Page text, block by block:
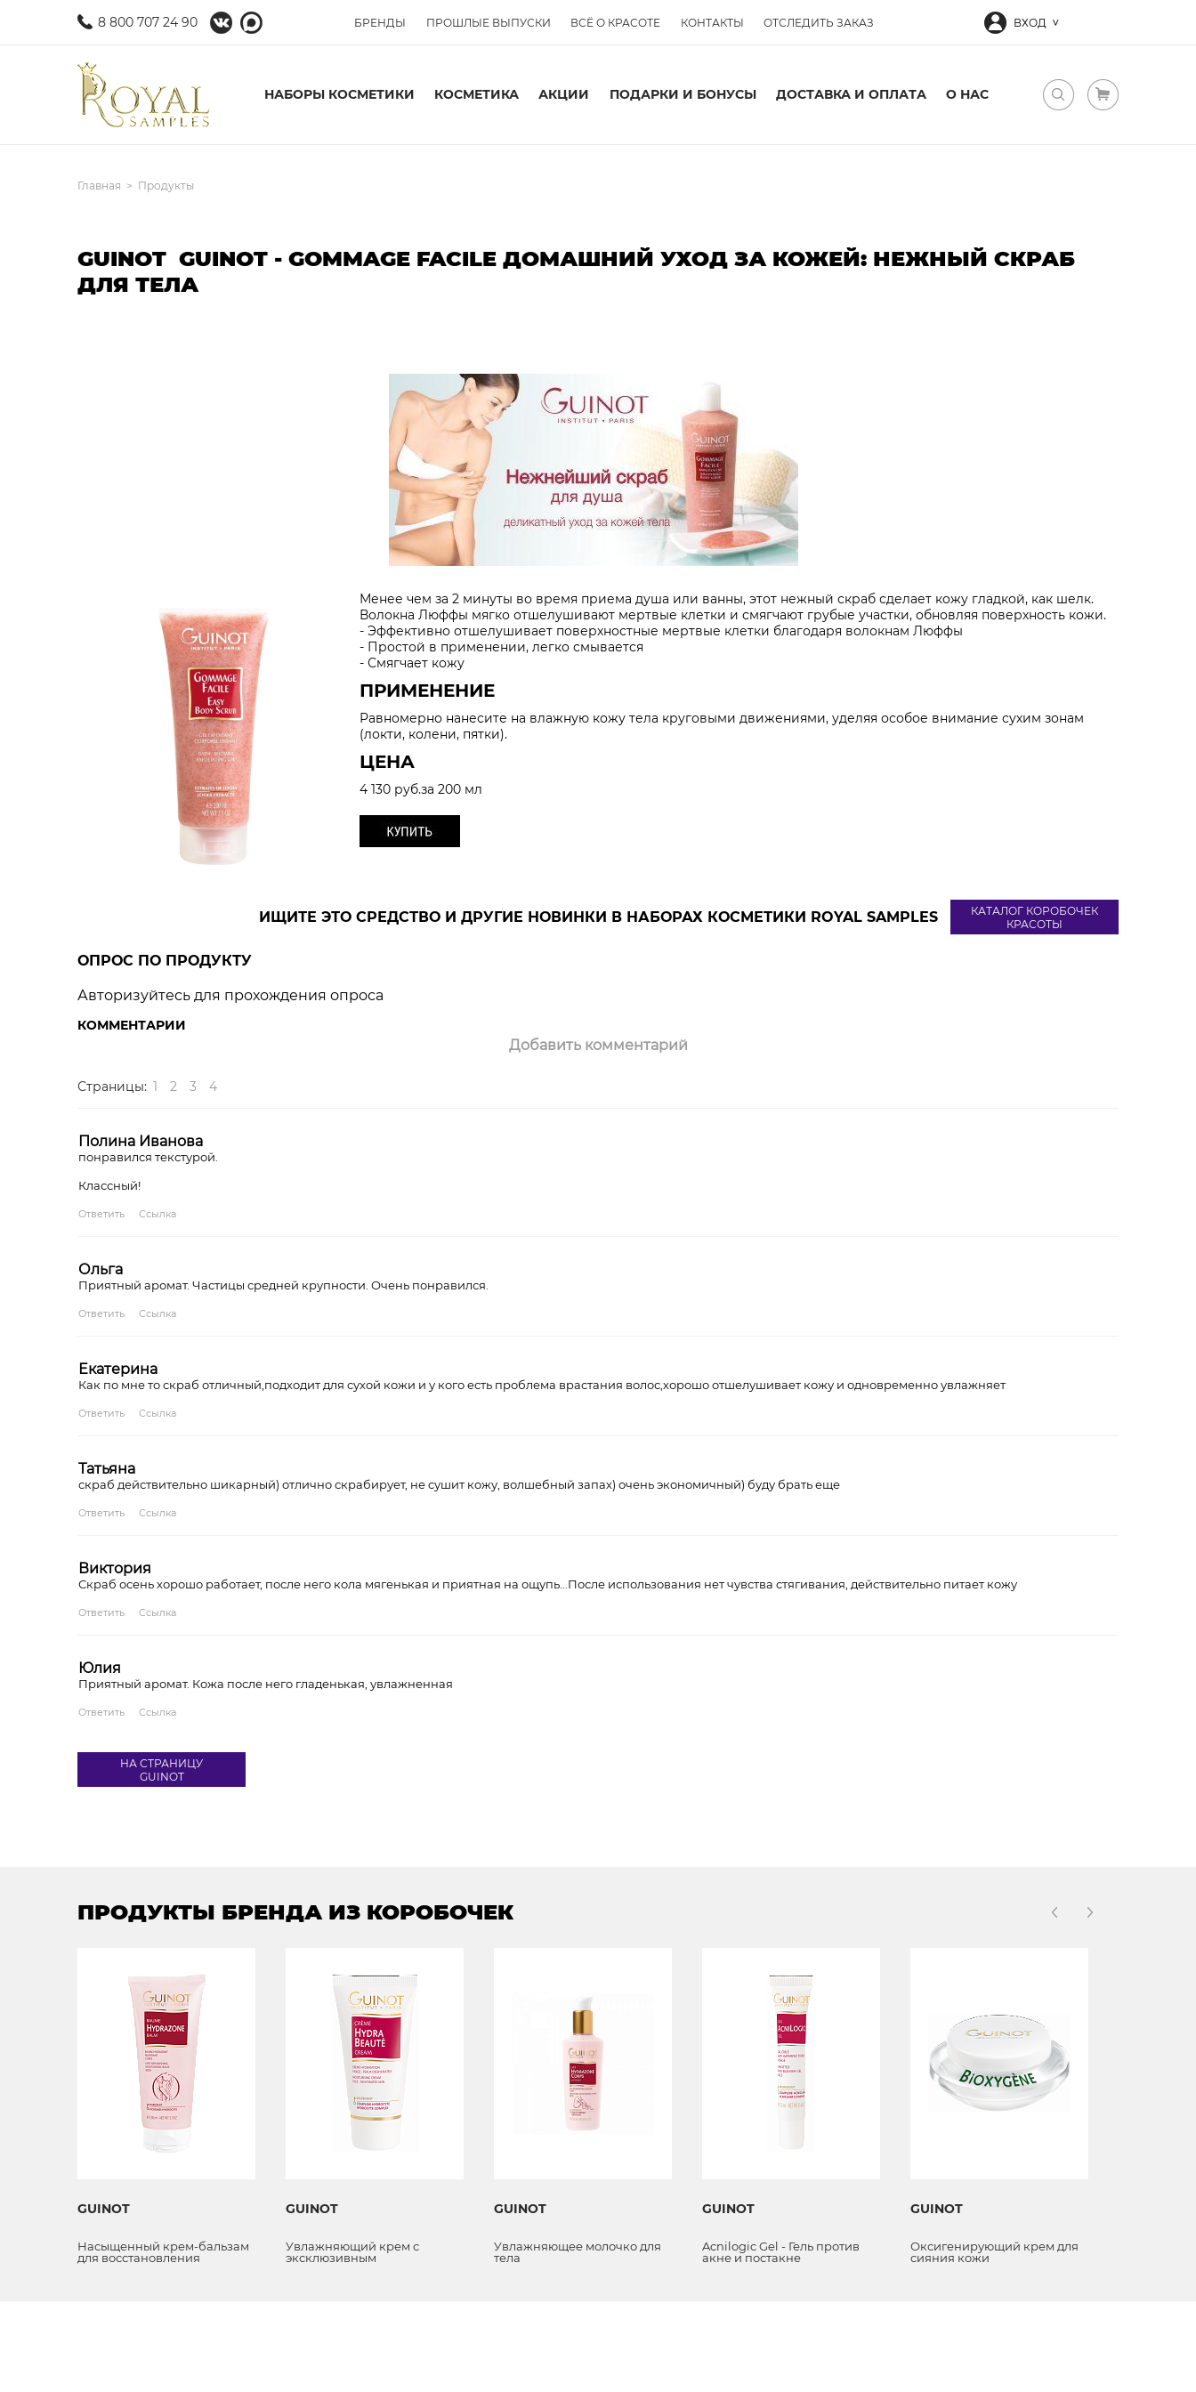
8 800 707 24 90 БРЕНДЫ ПРОШЛЫЕ ВЫПУСКИ ВСЁ О КРАСОТЕ КОНТАКТЫ ОТСЛЕДИТЬ ЗАКАЗ ВХОД
НАБОРЫ КОСМЕТИКИ КОСМЕТИКА АКЦИИ ПОДАРКИ И БОНУСЫ ДОСТАВКА И ОПЛАТА О НАС
Главная Продукты
GUINOT GUINOT - GOMMAGE FACILE ДОМАШНИЙ УХОД ЗА КОЖЕЙ: НЕЖНЫЙ СКРАБ
ДЛЯ ТЕЛА
Менее чем за 2 минуты во время приема душа или ванны, этот нежный скраб сделает кожу гладкой, как шелк.
Волокна Люффы мягко отшелушивают мертвые клетки и смягчают грубые участки, обновляя поверхность кожи.
- Эффективно отшелушивает поверхностные мертвые клетки благодаря волокнам Люффы
- Простой в применении, легко смывается
- Смягчает кожу
ПРИМЕНЕНИЕ
Равномерно нанесите на влажную кожу тела круговыми движениями, уделяя особое внимание сухим зонам
(локти, колени, пятки).
ЦЕНА
4 130 руб.за 200 мл
ИЩИТЕ ЭТО СРЕДСТВО И ДРУГИЕ НОВИНКИ В НАБОРАХ КОСМЕТИКИ ROYAL SAMPLES
КАТАЛОГ КОРОБОЧЕК
КРАСОТЫ
ОПРОС ПО ПРОДУКТУ
Авторизуйтесь для прохождения опроса
КОММЕНТАРИИ
Добавить комментарий
Страницы: 1 2 3 4
Полина Иванова
понравился текстурой.
Классный!
Ответить Ссылка
Ольга
Приятный аромат. Частицы средней крупности. Очень понравился.
Ответить Ссылка
Екатерина
Как по мне то скраб отличный,подходит для сухой кожи и у кого есть проблема врастания волос,хорошо отшелушивает кожу и одновременно увлажняет
Ответить Ссылка
Татьяна
скраб действительно шикарный) отлично скрабирует, не сушит кожу, волшебный запах) очень экономичный) буду брать еще
Ответить Ссылка
Виктория
Скраб осень хорошо работает, после него кола мягенькая и приятная на ощупь...После использования нет чувства стягивания, действительно питает кожу
Ответить Ссылка
Юлия
Приятный аромат. Кожа после него гладенькая, увлажненная
Ответить Ссылка
НА СТРАНИЦУ
GUINOT
ПРОДУКТЫ БРЕНДА ИЗ КОРОБОЧЕК
GUINOT
Насыщенный крем-бальзам
для восстановления
GUINOT
Увлажняющий крем с
эксклюзивным
GUINOT
Увлажняющее молочко для
тела
GUINOT
Acnilogic Gel - Гель против
акне и постакне
GUINOT
Оксигенирующий крем для
сияния кожи